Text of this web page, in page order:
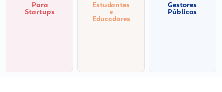
Para
Startups
Estudantes
e
Educadores
Gestores
Públicos